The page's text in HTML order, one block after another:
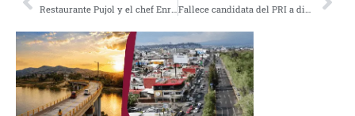
Restaurante Pujol y el chef Enrique Olvera son señalados por explotación y acoso laboral Fallece candidata del PRI a diputación en Naucalpan, Edomex